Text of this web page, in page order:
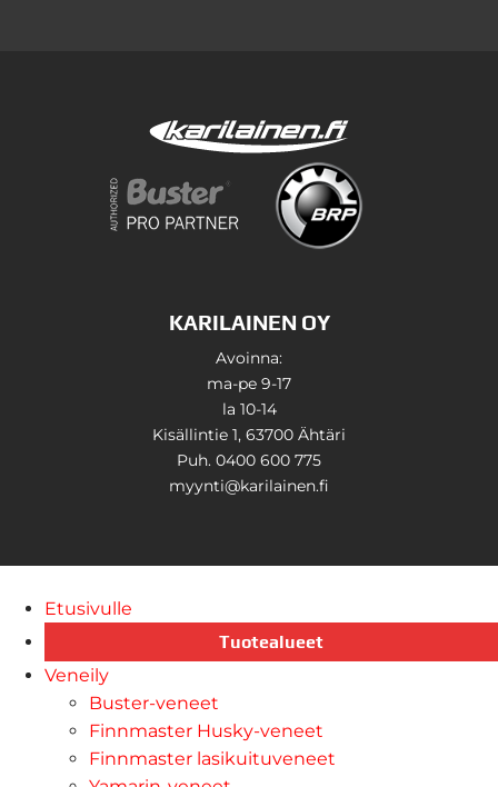
KARILAINEN OY
Avoinna:
ma-pe 9-17
la 10-14
Kisällintie 1, 63700 Ähtäri
Puh. 0400 600 775
myynti@karilainen.fi
Etusivulle
Tuotealueet
Veneily
Buster-veneet
Finnmaster Husky-veneet
Finnmaster lasikuituveneet